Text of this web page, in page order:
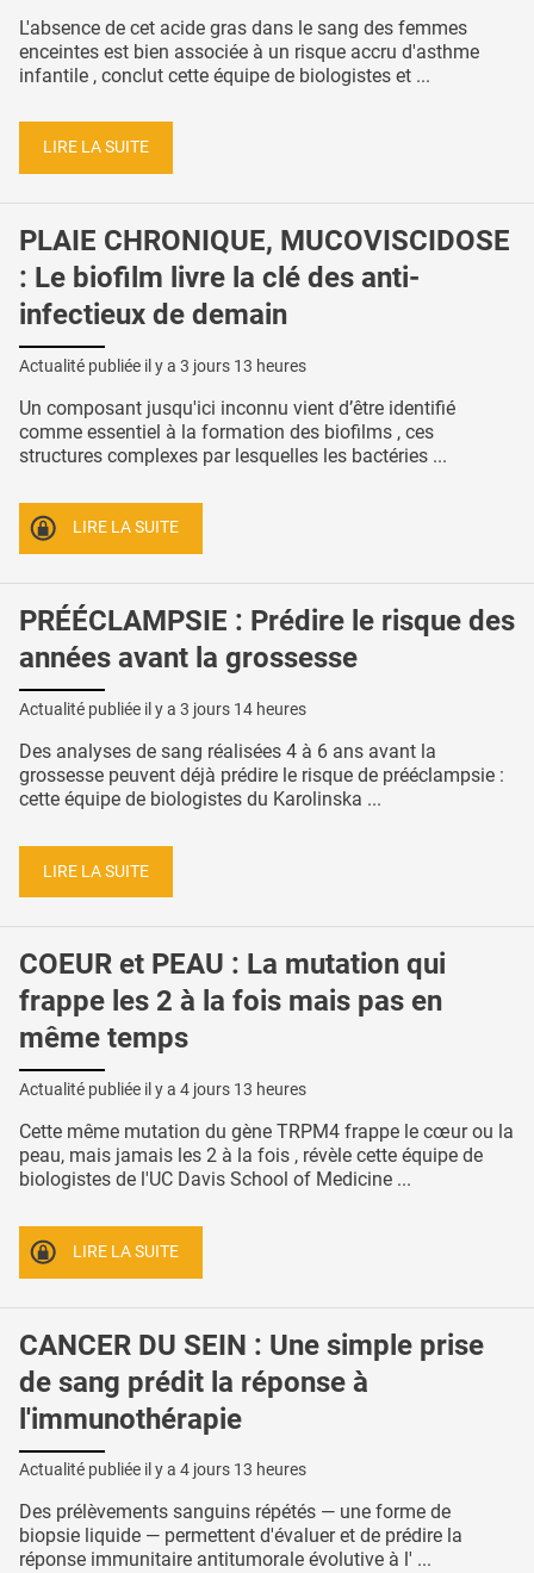
L'absence de cet acide gras dans le sang des femmes
enceintes est bien associée à un risque accru d'asthme
infantile , conclut cette équipe de biologistes et ...
LIRE LA SUITE
PLAIE CHRONIQUE, MUCOVISCIDOSE
: Le biofilm livre la clé des anti-
infectieux de demain
Actualité publiée il y a 3 jours 13 heures
Un composant jusqu'ici inconnu vient d’être identifié
comme essentiel à la formation des biofilms , ces
structures complexes par lesquelles les bactéries ...
LIRE LA SUITE
PRÉÉCLAMPSIE : Prédire le risque des
années avant la grossesse
Actualité publiée il y a 3 jours 14 heures
Des analyses de sang réalisées 4 à 6 ans avant la
grossesse peuvent déjà prédire le risque de prééclampsie :
cette équipe de biologistes du Karolinska ...
LIRE LA SUITE
COEUR et PEAU : La mutation qui
frappe les 2 à la fois mais pas en
même temps
Actualité publiée il y a 4 jours 13 heures
Cette même mutation du gène TRPM4 frappe le cœur ou la
peau, mais jamais les 2 à la fois , révèle cette équipe de
biologistes de l'UC Davis School of Medicine ...
LIRE LA SUITE
CANCER DU SEIN : Une simple prise
de sang prédit la réponse à
l'immunothérapie
Actualité publiée il y a 4 jours 13 heures
Des prélèvements sanguins répétés — une forme de
biopsie liquide — permettent d'évaluer et de prédire la
réponse immunitaire antitumorale évolutive à l' ...